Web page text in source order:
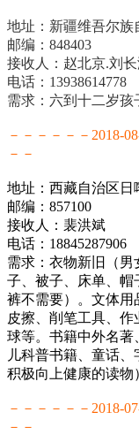
地址：新疆维吾尔族
邮编：848403
接收人：赵北京.刘
电话：13938614778
需求：六到十二岁
－－－－－－2018-
－－
地址：西藏自治区日
邮编：857100
接收人：裴洪斌
电话：18845287906
需求：衣物新旧（
子、被子、床单、帽
裤不需要）。文体用
皮擦、削笔工具、
球等。书籍中外名著
儿科普书籍、童话
积极向上健康的读物
－－－－－－2018-
－－